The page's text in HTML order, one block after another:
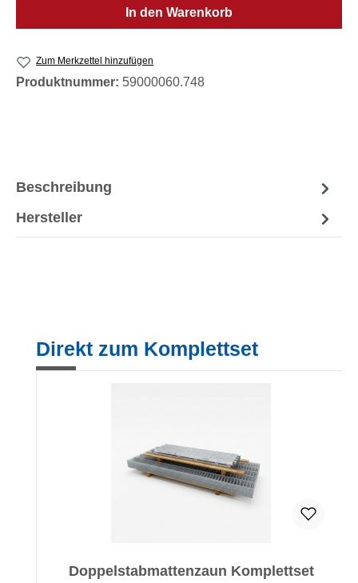
In den Warenkorb
Zum Merkzettel hinzufügen
Produktnummer: 59000060.748
Beschreibung
Hersteller
Produktgalerie überspringen
Direkt zum Komplettset
Doppelstabmattenzaun Komplettset